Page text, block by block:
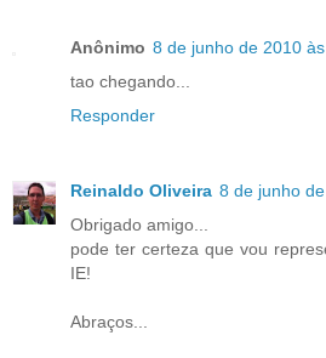
Anônimo 8 de junho de 2010
tao chegando...
Responder
Reinaldo Oliveira 8 de junho
Obrigado amigo...
pode ter certeza que vou
IE!
Abraços...